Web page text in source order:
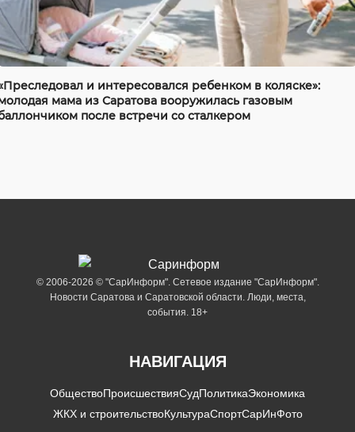
и интересовался ребенком в коляске»:
мама из Саратова вооружилась газовым
после встречи со сталкером
© 2006-2026 © "СарИнформ". Сетевое издание "СарИнформ".
Новости Саратова и Саратовской области. Люди, места,
события. 18+
НАВИГАЦИЯ
ОбществоПроисшествияСудПолитикаЭкономика
ЖКХ и строительствоКультураСпортСарИнФото